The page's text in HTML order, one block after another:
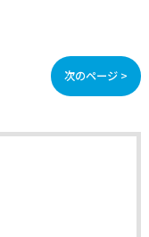
次のページ >